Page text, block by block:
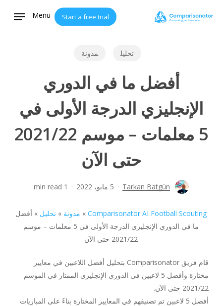
Start a free trial
Menu
تحليل مدونة
أفضل ما في الدوري
الإنجليزي الدرجة الأولى في
5 معلمات – موسم 2021/22
حتى الآن
Tarkan Batgün 5 مايو، 2022 1 min read
Comparisonator AI Football Scouting
» مدونة » تحليل » أفضل
ما في الدوري الإنجليزي الدرجة الأولى في 5 معلمات – موسم
2021/22 حتى الآن
قام فريق Comparisonator بتحليل أفضل اللاعبين في معايير
مختارة وأفضل 5 لاعبين في الدوري الإنجليزي الممتاز في الموسم
2021/22 حتى الآن.
أفضل 5 لاعبين تم تصنيفهم في المعايير المختارة بناءً على المباريات